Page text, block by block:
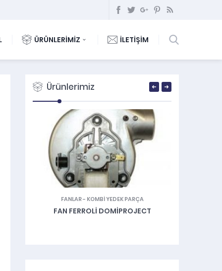
ÜRÜNLERİMİZ İLETİŞİM
Ürünlerimiz
FANLAR- KOMBİ YEDEK PARÇA
FAN FERROLI DOMIPROJECT